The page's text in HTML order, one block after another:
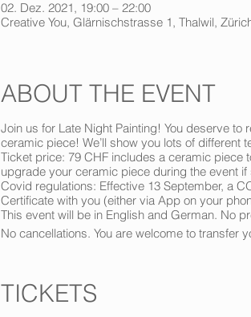
02. Dez. 2021, 19:00 – 22:00
Creative You, Glärnischstrasse 1, Thalwil,
ABOUT THE EVENT
Join us for Late Night Painting! You deserve
ceramic piece! We’ll show you lots of different
Ticket price: 79 CHF includes a ceramic piece
upgrade your ceramic piece during the event
Covid regulations: Effective 13 September, a
Certificate with you (either via App on your
This event will be in English and German. No
No cancellations. You are welcome to transfer
TICKETS